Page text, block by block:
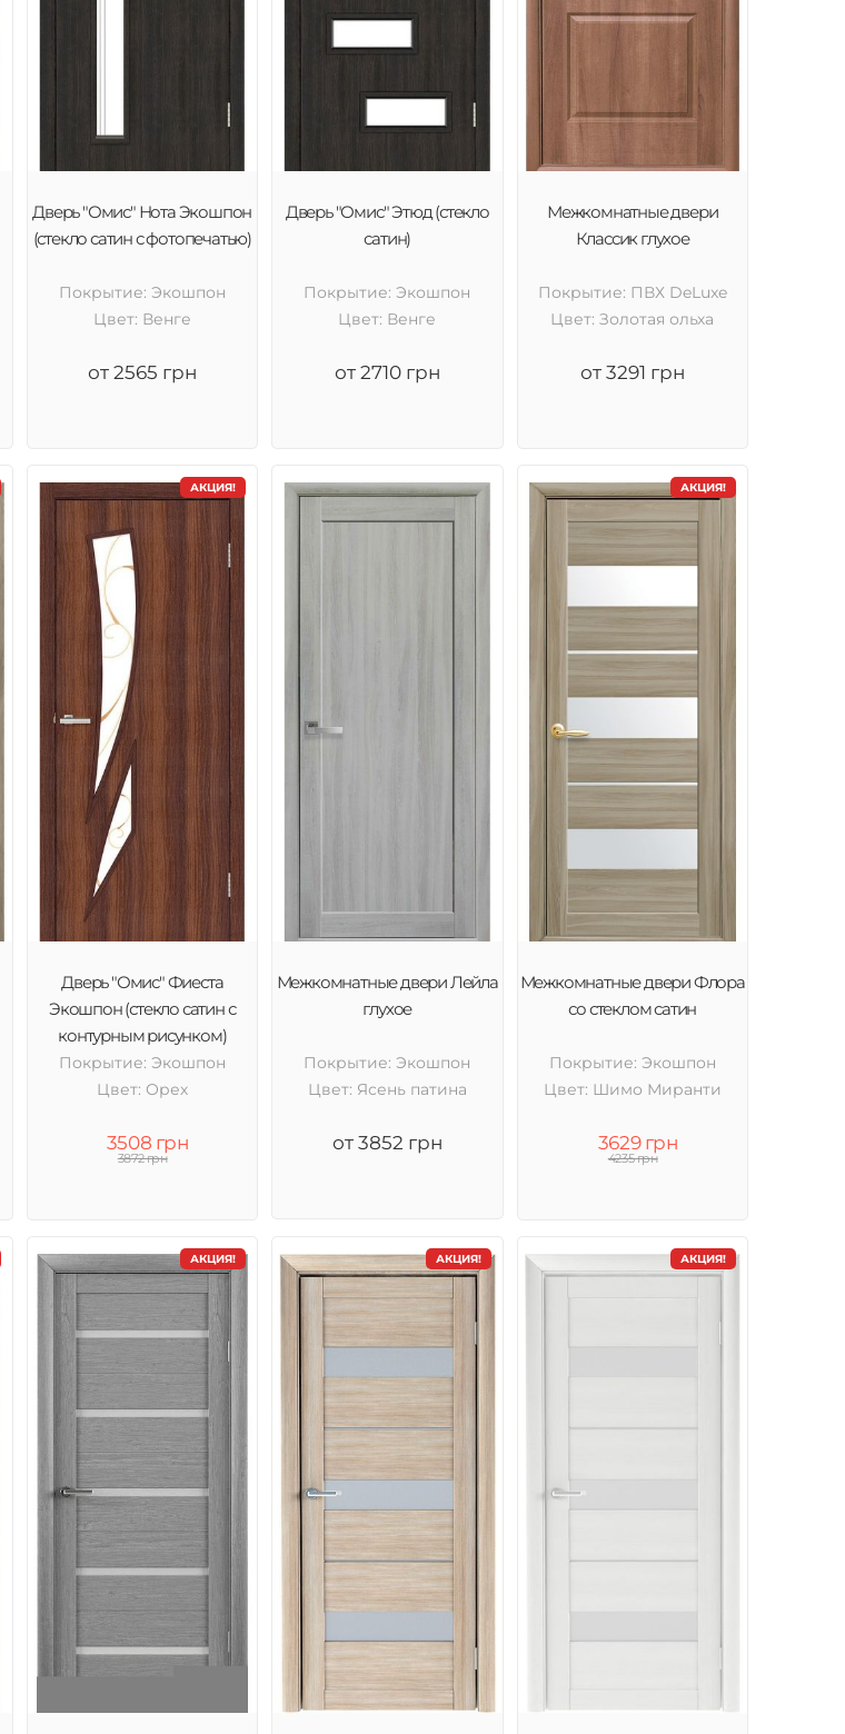
Дверь "Омис" Нота Экошпон
(стекло сатин с фотопечатью)
Покрытие: Экошпон
Цвет: Венге
от 2565 грн
Дверь "Омис" Этюд (стекло
сатин)
Покрытие: Экошпон
Цвет: Венге
от 2710 грн
Межкомнатные двери
Классик глухое
Покрытие: ПВХ DeLuxe
Цвет: Золотая ольха
от 3291 грн
АКЦИЯ!
Дверь "Омис" Фиеста
Экошпон (стекло сатин с
контурным рисунком)
Покрытие: Экошпон
Цвет: Орех
3508 грн
3872 грн
Межкомнатные двери Лейла
глухое
Покрытие: Экошпон
Цвет: Ясень патина
от 3852 грн
АКЦИЯ!
Межкомнатные двери Флора
со стеклом сатин
Покрытие: Экошпон
Цвет: Шимо Миранти
3629 грн
4235 грн
АКЦИЯ! АКЦИЯ! АКЦИЯ!